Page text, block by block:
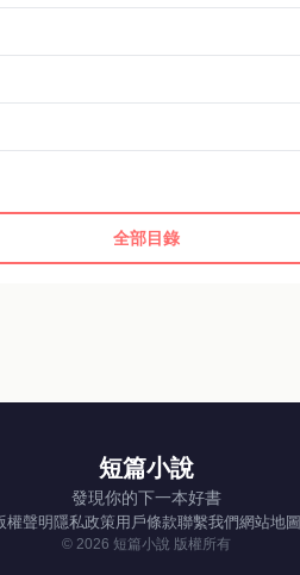
全部目錄
短篇小說
發現你的下一本好書
權聲明 隱私政策用戶條款聯繫我們網站地圖
© 2026 短篇小說 版權所有